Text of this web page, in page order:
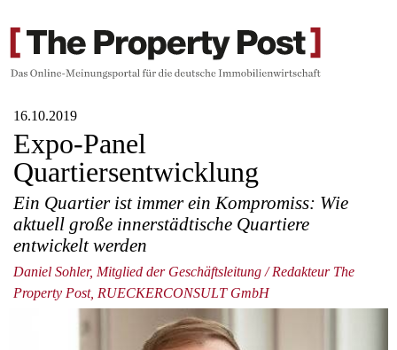
16.10.2019
Expo-Panel
Quartiersentwicklung
Ein Quartier ist immer ein Kompromiss: Wie
aktuell große innerstädtische Quartiere
entwickelt werden
Daniel Sohler, Mitglied der Geschäftsleitung / Redakteur The
Property Post, RUECKERCONSULT GmbH